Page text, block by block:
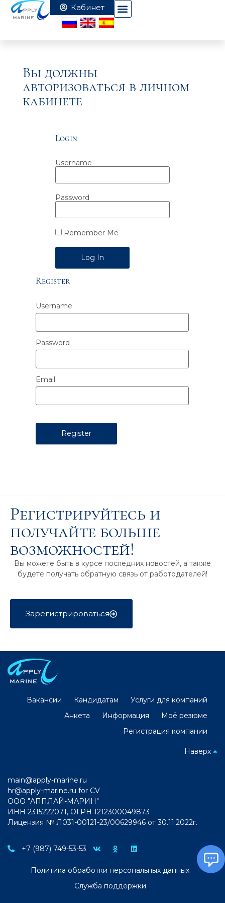
Вы должны
авторизоваться в личном
кабинете
Login
Username
Password
Remember Me
Alternative:
Register
Username
Password
Email
Регистрируйтесь и
получайте больше
возможностей!
Вы можете быть в курсе последних новостей, а также
будете получать обратную связь от работодателей!
Зарегистрироваться
Вакансии Кандидатам
Услуги для компаний
Анкета
Информация
Моё резюме
Регистрация компании
Наверх
main@apply-marine.ru
hr@apply-marine.ru for CV
ООО "АППЛАЙ-МАРИН"
ИНН 2315222071, ОГРН 1212300049873
Лицензия № Л031-00121-23/00629946 от 30.11.2022г.
+7 (987) 749-53-53
Политика обработки персональных данных
Служба поддержки